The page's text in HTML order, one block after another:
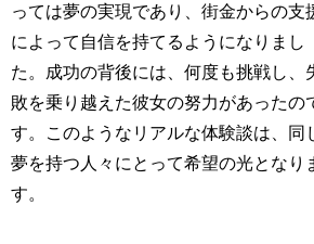
っては夢の実現であり、街金からの支
によって自信を持てるようになりまし
た。成功の背後には、何度も挑戦し、
敗を乗り越えた彼女の努力があったの
す。このようなリアルな体験談は、同
夢を持つ人々にとって希望の光となり
す。